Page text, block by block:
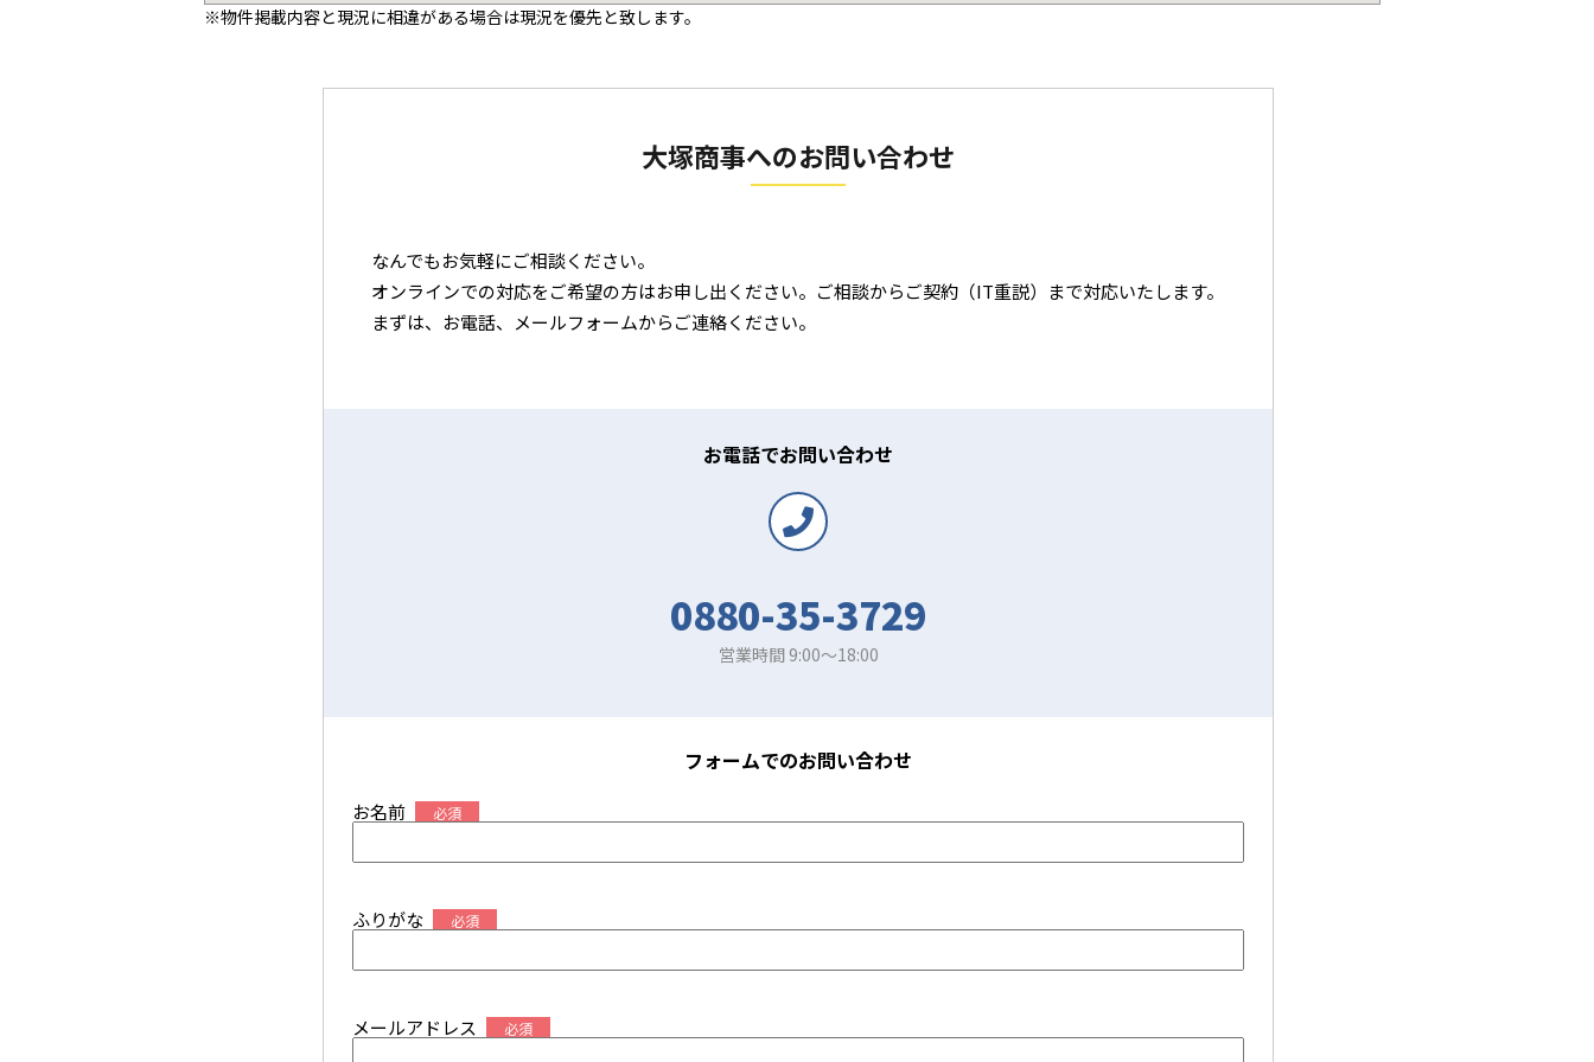
※物件掲載内容と現況に相違がある場合は現況を優先と致します。
大塚商事へのお問い合わせ
なんでもお気軽にご相談ください。
オンラインでの対応をご希望の方はお申し出ください。ご相談からご契約（IT重説）まで対応いたします。
まずは、お電話、メールフォームからご連絡ください。
お電話でお問い合わせ
0880-35-3729
営業時間 9:00～18:00
フォームでのお問い合わせ
お名前 必須
ふりがな 必須
メールアドレス 必須